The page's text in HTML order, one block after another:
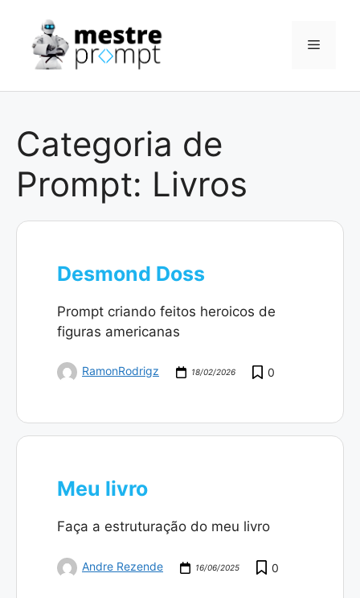
conteúdo
Menu
Categoria de
Prompt: Livros
Desmond Doss
Prompt criando feitos heroicos de
figuras americanas
RamonRodrigz 18/02/2026 0
Meu livro
Faça a estruturação do meu livro
Andre Rezende 16/06/2025 0